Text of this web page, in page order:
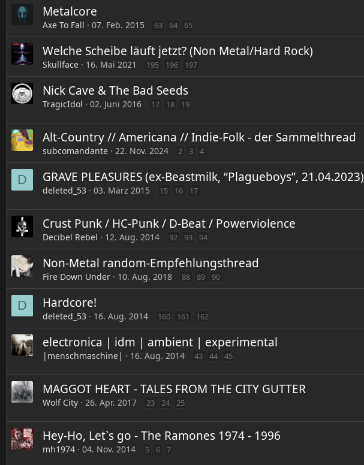
Metalcore
Axe To Fall 07. Feb. 2015 63 64 65
Welche Scheibe läuft jetzt? (Non Metal/Hard Rock)
Skullface 16. Mai 2021 195 196 197
Nick Cave & The Bad Seeds
TragicIdol 02. Juni 2016 17 18 19
Alt-Country // Americana // Indie-Folk - der Sammelthread
subcomandante 22. Nov. 2024 2 3 4
D GRAVE PLEASURES (ex-Beastmilk, “Plagueboys”, 21.04.2023)
deleted_53 03. März 2015 15 16 17
Crust Punk / HC-Punk / D-Beat / Powerviolence
Decibel Rebel 12. Aug. 2014 92 93 94
Non-Metal random-Empfehlungsthread
Fire Down Under 10. Aug. 2018 88 89 90
D Hardcore!
deleted_53 16. Aug. 2014 160 161 162
electronica | idm | ambient | experimental
|menschmaschine| 16. Aug. 2014 43 44 45
MAGGOT HEART - TALES FROM THE CITY GUTTER
Wolf City 26. Apr. 2017 23 24 25
Hey-Ho, Let`s go - The Ramones 1974 - 1996
mh1974 04. Nov. 2014 5 6 7